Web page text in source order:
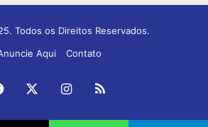
Todos os Direitos Reservados.
Aqui
Contato
Facebook Instagram
RSS